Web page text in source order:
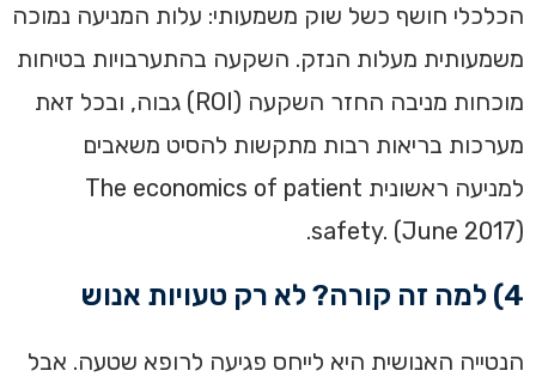
הכלכלי חושף כשל שוק משמעותי: עלות המניעה נמוכה
משמעותית מעלות הנזק. השקעה בהתערבויות בטיחות
מוכחות מניבה החזר השקעה (ROI) גבוה, ובכל זאת
מערכות בריאות רבות מתקשות להסיט משאבים
למניעה ראשונית The economics of patient
safety. (June 2017).
4) למה זה קורה? לא רק טעויות אנוש
הנטייה האנושית היא לייחס פגיעה לרופא שטעה. אבל